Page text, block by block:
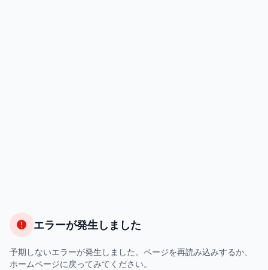
エラーが発生しました
予期しないエラーが発生しました。ページを再読み込みするか、
ホームページに戻ってみてください。